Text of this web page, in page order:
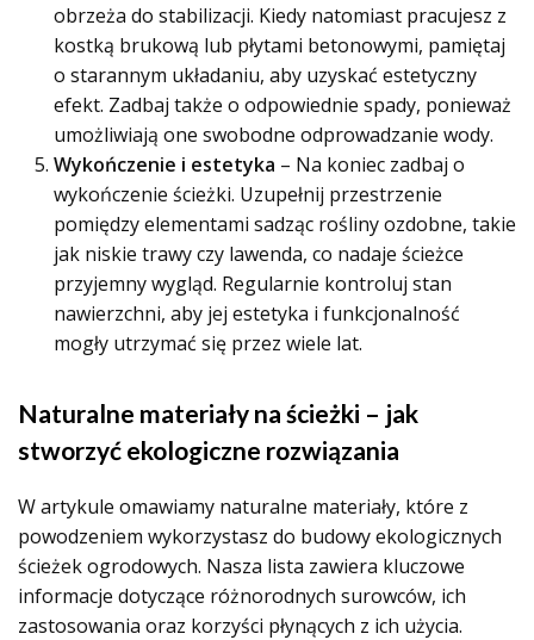
obrzeża do stabilizacji. Kiedy natomiast pracujesz z
kostką brukową lub płytami betonowymi, pamiętaj
o starannym układaniu, aby uzyskać estetyczny
efekt. Zadbaj także o odpowiednie spady, ponieważ
umożliwiają one swobodne odprowadzanie wody.
Wykończenie i estetyka – Na koniec zadbaj o
wykończenie ścieżki. Uzupełnij przestrzenie
pomiędzy elementami sadząc rośliny ozdobne, takie
jak niskie trawy czy lawenda, co nadaje ścieżce
przyjemny wygląd. Regularnie kontroluj stan
nawierzchni, aby jej estetyka i funkcjonalność
mogły utrzymać się przez wiele lat.
Naturalne materiały na ścieżki – jak
stworzyć ekologiczne rozwiązania
W artykule omawiamy naturalne materiały, które z
powodzeniem wykorzystasz do budowy ekologicznych
ścieżek ogrodowych. Nasza lista zawiera kluczowe
informacje dotyczące różnorodnych surowców, ich
zastosowania oraz korzyści płynących z ich użycia.